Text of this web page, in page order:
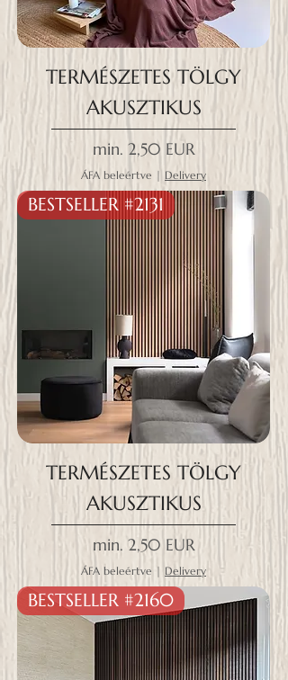
TERMÉSZETES TÖLGY
AKUSZTIKUS
min. 2,50 EUR
Akciós ár
ÁFA beleértve | Delivery
BESTSELLER #2131
TERMÉSZETES TÖLGY
AKUSZTIKUS
min. 2,50 EUR
Akciós ár
ÁFA beleértve | Delivery
BESTSELLER #2160